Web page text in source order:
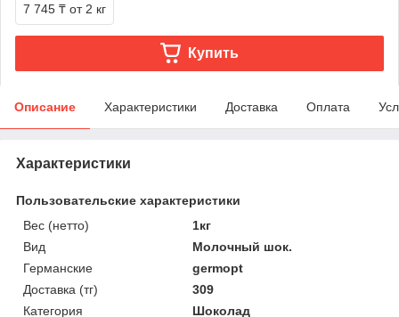
7 745 ₸ от 2 кг
Купить
Описание Характеристики Доставка Оплата
Характеристики
Пользовательские характеристики
Вес (нетто)
1кг
Вид
Молочный шок.
Германские
germopt
Доставка (тг)
309
Категория
Шоколад